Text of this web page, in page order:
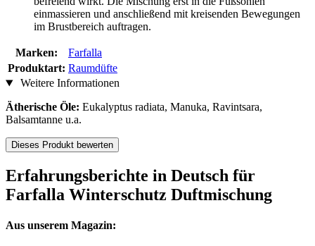
einmassieren und anschließend mit kreisenden Bewegungen
im Brustbereich auftragen.
Marken:
Farfalla
Produktart: Raumdüfte
Weitere Informationen
Ätherische Öle: Eukalyptus radiata, Manuka, Ravintsara,
Balsamtanne u.a.
Dieses Produkt bewerten
Erfahrungsberichte in Deutsch für
Farfalla Winterschutz Duftmischung
Aus unserem Magazin: